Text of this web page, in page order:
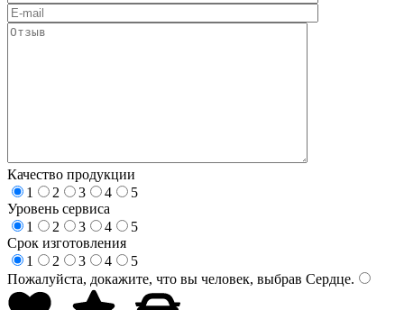
Качество продукции
1
2 3 4
5
Уровень сервиса
1
2 3 4
5
Срок изготовления
1
2 3 4
5
Пожалуйста, докажите, что вы человек, выбрав Сердце.